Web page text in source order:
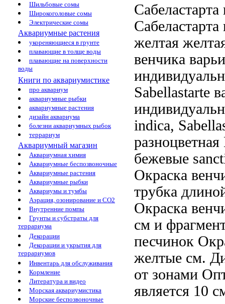
Шильбовые сомы
Широкоголовые сомы
Электрические сомы
Аквариумные растения
укореняющиеся в грунте
плавающие в толще воды
плавающие на поверхности
воды
Книги по аквариумистике
про аквариум
аквариумные рыбки
аквариумные растения
дизайн аквариума
болезни аквариумных рыбок
террариум
Аквариумный магазин
Аквариумная химия
Аквариумные беспозвоночные
Аквариумные растения
Аквариумные рыбки
Аквариумы и тумбы
Аэрация, озонирование и CO2
Внутренние помпы
Грунты и субстраты для
террариума
Декорации
Декорации и укрытия для
террариумов
Инвентарь для обслуживания
Кормление
Литература и видео
Морская аквариумистика
Морские беспозвоночные
желтая
венчика
Sabellastarte
indica,
бежевые
Окраска
трубка
Окраска
см и
песчинок
желтые см.
от зонами
является 10